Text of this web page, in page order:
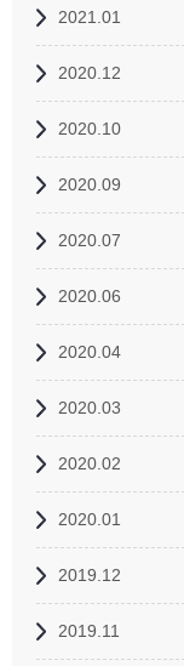
2021.01
2020.12
2020.10
2020.09
2020.07
2020.06
2020.04
2020.03
2020.02
2020.01
2019.12
2019.11